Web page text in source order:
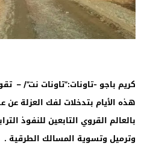
كريم باجو -تاونات:”تاونات نت”/ –
هذه الأيام بتدخلات لفك العزلة عن
بالعالم القروي التابعين للنفوذ
وترميل وتسوية المسالك الطرقية .